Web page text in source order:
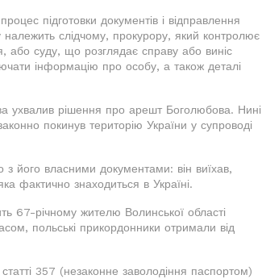
підготовки документів і відправлення
належить слідчому, прокурору, який контролює
або суду, що розглядає справу або виніс
інформацію про особу, а також деталі
ухвалив рішення про арешт Боголюбова. Нині
покинув територію України у супроводі
з його власними документами: він виїхав,
фактично знаходиться в Україні.
67-річному жителю Волинської області
польські прикордонники отримали від
357 (незаконне заволодіння паспортом)